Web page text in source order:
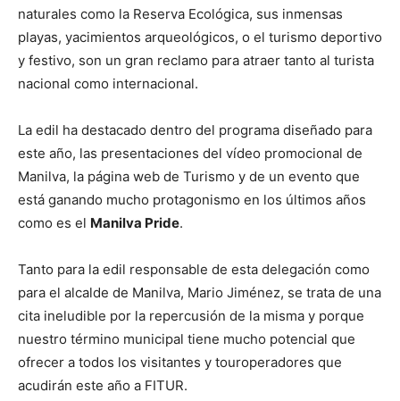
naturales como la Reserva Ecológica, sus inmensas
playas, yacimientos arqueológicos, o el turismo deportivo
y festivo, son un gran reclamo para atraer tanto al turista
nacional como internacional.
La edil ha destacado dentro del programa diseñado para
este año, las presentaciones del vídeo promocional de
Manilva, la página web de Turismo y de un evento que
está ganando mucho protagonismo en los últimos años
como es el Manilva Pride.
Tanto para la edil responsable de esta delegación como
para el alcalde de Manilva, Mario Jiménez, se trata de una
cita ineludible por la repercusión de la misma y porque
nuestro término municipal tiene mucho potencial que
ofrecer a todos los visitantes y touroperadores que
acudirán este año a FITUR.